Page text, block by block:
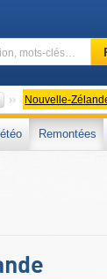
Continents
Nouvelle-
Remontées